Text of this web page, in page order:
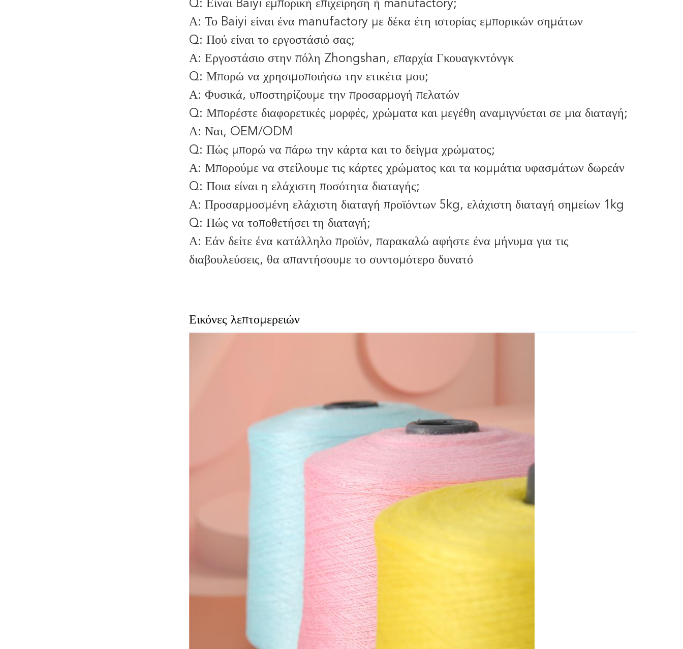
Q: Είναι Baiyi εμπορική επιχείρηση ή manufactory;
Α: Το Baiyi είναι ένα manufactory με δέκα έτη ιστορίας εμπορικών σημάτων
Q: Πού είναι το εργοστάσιό σας;
Α: Εργοστάσιο στην πόλη Zhongshan, επαρχία Γκουαγκντόνγκ
Q: Μπορώ να χρησιμοποιήσω την ετικέτα μου;
Α: Φυσικά, υποστηρίζουμε την προσαρμογή πελατών
Q: Μπορέστε διαφορετικές μορφές, χρώματα και μεγέθη αναμιγνύεται σε μια διαταγή;
Α: Ναι, OEM/ODM
Q: Πώς μπορώ να πάρω την κάρτα και το δείγμα χρώματος;
Α: Μπορούμε να στείλουμε τις κάρτες χρώματος και τα κομμάτια υφασμάτων δωρεάν
Q: Ποια είναι η ελάχιστη ποσότητα διαταγής;
Α: Προσαρμοσμένη ελάχιστη διαταγή προϊόντων 5kg, ελάχιστη διαταγή σημείων 1kg
Q: Πώς να τοποθετήσει τη διαταγή;
Α: Εάν δείτε ένα κατάλληλο προϊόν, παρακαλώ αφήστε ένα μήνυμα για τις
διαβουλεύσεις, θα απαντήσουμε το συντομότερο δυνατό
Εικόνες λεπτομερειών